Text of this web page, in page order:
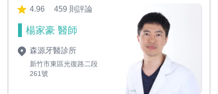
4.96 459 則評論
楊家豪 醫師
森源牙醫診所
新竹市東區光復路二段
261號